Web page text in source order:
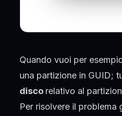
Quando vuoi per
una partizione in GUID;
disco relativo al
Per risolvere il